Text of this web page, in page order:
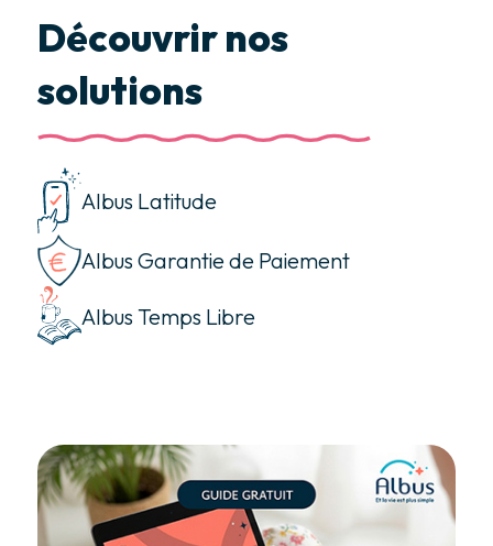
Découvrir nos
solutions
Albus Latitude
Albus Garantie de Paiement
Albus Temps Libre